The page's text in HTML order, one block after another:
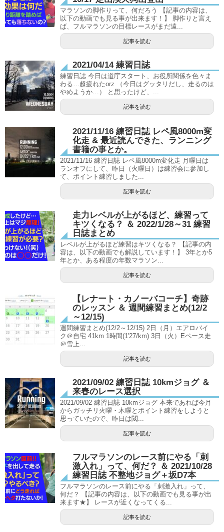
マラソンの脚作りって、何だろう 【記事の内容は、
以下の動画でも見る事が出来ます！】 脚作りと言え
ば、フルマラソンの目標レースがまだ遠...
記事を読む
2021/04/14 練習日誌
練習日誌 今日は道庁スタート、お役所関係を色々ま
わる…超疲れたorz （今日はグッタリだし、走るのは
やめようか…） と思ったけど、...
記事を読む
2021/11/16 練習日誌 レペ風8000m変
化走 & 最近読んできた、ランニング
書籍の事とか。
2021/11/16 練習日誌 レペ風8000m変化走 月曜日は
ランオフにして、昨日（火曜日）は練習会に参加し
て、ポイント練習しました...
記事を読む
走力レベルが上がるほど、練習って
キツくなる？ ＆ 2022/1/28～31 練習
日誌まとめ
レベルが上がるほど練習はキツくなる？ 【記事の内
容は、以下の動画でも解説しています！】 3年とか5
年とか、ある程度の年数マラソン...
記事を読む
【レナート・カノーバコーチ】奇跡
のレッスン ＆ 週間練習まとめ(12/2
～12/15)
週間練習まとめ(12/2～12/15) 2日（月）エアロバイ
ク＠自宅 41km 1時間(1'27/km) 3日（火）Eペース走
＠雪上...
記事を読む
2021/09/02 練習日誌 10kmジョグ ＆
来春のレース選択
2021/09/02 練習日誌 10kmジョグ 本来であれば今月
からガッチリ火曜・木曜とポイント練習をしようと
思っていたので、昨日は閾...
記事を読む
フルマラソンのレース前にやる「刺
激入れ」って、何だ？ ＆ 2021/10/28
練習日誌 不整地ジョグ＋坂D7本
フルマラソンのレース前にやる「刺激入れ」って、
何だ？ 【記事の内容は、以下の動画でも見る事が出
来ます★】 レースが近くなってくる...
記事を読む